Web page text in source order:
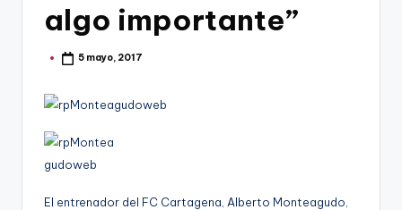
algo importante”
Publicado5 mayo, 2017
El entrenador del FC Cartagena, Alberto Monteagudo,